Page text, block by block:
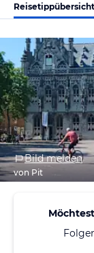
Reisetippübersicht
Bild melden
von Pit